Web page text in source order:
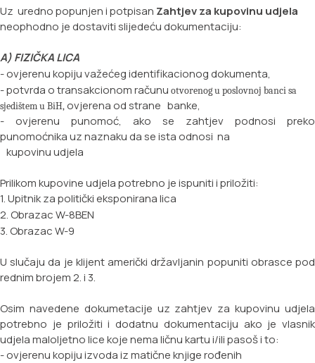
Uz uredno popunjen i potpisan Zahtjev za kupovinu udjela
neophodno je dostaviti slijedeću dokumentaciju:
A) FIZIČKA LICA
- ovjerenu kopiju važećeg identifikacionog dokumenta,
- potvrda o transakcionom računu otvorenog u poslovnoj banci sa
sjedištem u BiH, ovjerena od strane banke,
- ovjerenu punomoć, ako se zahtjev podnosi preko
punomoćnika uz naznaku da se ista odnosi na
kupovinu udjela
Prilikom kupovine udjela potrebno je ispuniti i priložiti:
1. Upitnik za politički eksponirana lica
2. Obrazac W-8BEN
3. Obrazac W-9
U slučaju da je klijent američki državljanin popuniti obrasce pod
rednim brojem 2. i 3.
Osim navedene dokumetacije uz zahtjev za kupovinu udjela
potrebno je priložiti i dodatnu dokumentaciju ako je vlasnik
udjela maloljetno lice koje nema ličnu kartu i/ili pasoš i to:
- ovjerenu kopiju izvoda iz matične knjige rođenih